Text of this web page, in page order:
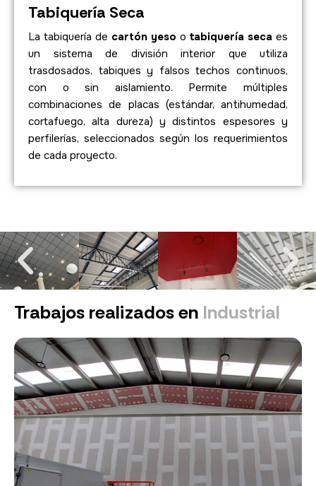
Tabiquería Seca
La tabiquería de cartón yeso o tabiquería seca es
un sistema de división interior que utiliza
trasdosados, tabiques y falsos techos continuos,
con o sin aislamiento. Permite múltiples
combinaciones de placas (estándar, antihumedad,
cortafuego, alta dureza) y distintos espesores y
perfilerías, seleccionados según los requerimientos
de cada proyecto.
Trabajos realizados en Industrial